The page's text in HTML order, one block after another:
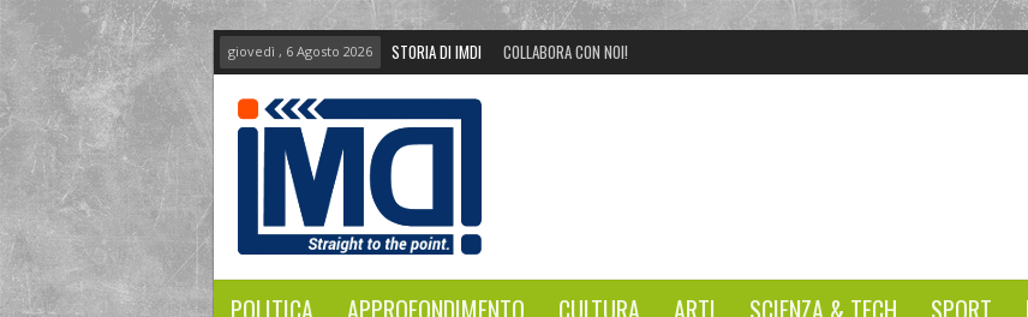
giovedì , 6 Agosto 2026 STORIA DI IMDI COLLABORA CON NOI!
POLITICA APPROFONDIMENTO CULTURA ARTI SCIENZA & TECH SPORT